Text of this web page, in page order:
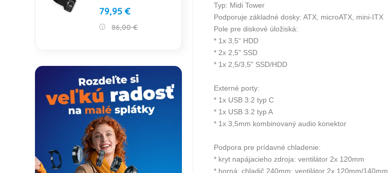
Typ: Midi Tower
Podporuje základné dosky: ATX, microATX, mini-ITX
Pole pre diskové úložiská:
* 1x 3,5“ HDD
* 2x 2,5" SSD
* 1x 2,5/3,5" SSD/HDD
Externé porty:
* 1x USB 3.2 typ C
* 1x USB 3.2 typ A
* 1x 3,5mm kombinovaný audio konektor
Podpora pre prídavné chladenie:
* kryt napájacieho zdroja: ventilátor 2x 120mm
* horná: chladič 240mm; ventilátor 2x 120mm/140mm
79,95 €
86,00 €